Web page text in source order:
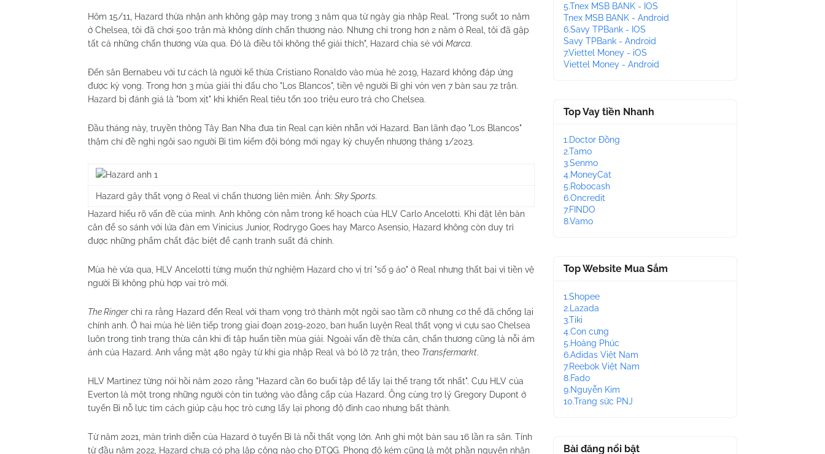
Hôm 15/11, Hazard thừa nhận anh không gặp may trong 3 năm qua từ ngày gia nhập Real. "Trong suốt 10 năm
ở Chelsea, tôi đã chơi 500 trận mà không dính chấn thương nào. Nhưng chỉ trong hơn 2 năm ở Real, tôi đã gặp
tất cả những chấn thương vừa qua. Đó là điều tôi không thể giải thích", Hazard chia sẻ với Marca.
Đến sân Bernabeu với tư cách là người kế thừa Cristiano Ronaldo vào mùa hè 2019, Hazard không đáp ứng
được kỳ vọng. Trong hơn 3 mùa giải thi đấu cho "Los Blancos", tiền vệ người Bỉ ghi vỏn vẹn 7 bàn sau 72 trận.
Hazard bị đánh giá là "bom xịt" khi khiến Real tiêu tốn 100 triệu euro trả cho Chelsea.
Đầu tháng này, truyền thông Tây Ban Nha đưa tin Real cạn kiên nhẫn với Hazard. Ban lãnh đạo "Los Blancos"
thậm chí đề nghị ngôi sao người Bỉ tìm kiếm đội bóng mới ngay kỳ chuyển nhượng tháng 1/2023.
Hazard gây thất vọng ở Real vì chấn thương liên miên. Ảnh: Sky Sports.
Hazard hiểu rõ vấn đề của mình. Anh không còn nằm trong kế hoạch của HLV Carlo Ancelotti. Khi đặt lên bàn
cân để so sánh với lứa đàn em Vinicius Junior, Rodrygo Goes hay Marco Asensio, Hazard không còn duy trì
được những phẩm chất đặc biệt để cạnh tranh suất đá chính.
Mùa hè vừa qua, HLV Ancelotti từng muốn thử nghiệm Hazard cho vị trí "số 9 ảo" ở Real nhưng thất bại vì tiền vệ
người Bỉ không phù hợp vai trò mới.
The Ringer chỉ ra rằng Hazard đến Real với tham vọng trở thành một ngôi sao tầm cỡ nhưng cơ thể đã chống lại
chính anh. Ở hai mùa hè liên tiếp trong giai đoạn 2019-2020, ban huấn luyện Real thất vọng vì cựu sao Chelsea
luôn trong tình trạng thừa cân khi đi tập huấn tiền mùa giải. Ngoài vấn đề thừa cân, chấn thương cũng là nỗi ám
ảnh của Hazard. Anh vắng mặt 480 ngày từ khi gia nhập Real và bỏ lỡ 72 trận, theo Transfermarkt.
HLV Martinez từng nói hồi năm 2020 rằng "Hazard cần 60 buổi tập để lấy lại thể trạng tốt nhất". Cựu HLV của
Everton là một trong những người còn tin tưởng vào đẳng cấp của Hazard. Ông cùng trợ lý Gregory Dupont ở
tuyển Bỉ nỗ lực tìm cách giúp cậu học trò cưng lấy lại phong độ đỉnh cao nhưng bất thành.
Từ năm 2021, màn trình diễn của Hazard ở tuyển Bỉ là nỗi thất vọng lớn. Anh ghi một bàn sau 16 lần ra sân. Tính
từ đầu năm 2022, Hazard chưa có pha lập công nào cho ĐTQG. Phong độ kém cũng là một phần nguyên nhân
5.Tnex MSB BANK - IOS
Tnex MSB BANK - Android
6.Savy TPBank - IOS
Savy TPBank - Android
7.Viettel Money - iOS
Viettel Money - Android
Top Vay tiền Nhanh
1.Doctor Đồng
2.Tamo
3.Senmo
4.MoneyCat
5.Robocash
6.Oncredit
7.FINDO
8.Vamo
Top Website Mua Sắm
1.Shopee
2.Lazada
3.Tiki
4.Con cưng
5.Hoàng Phúc
6.Adidas Việt Nam
7.Reebok Việt Nam
8.Fado
9.Nguyễn Kim
10.Trang sức PNJ
Bài đăng nổi bật